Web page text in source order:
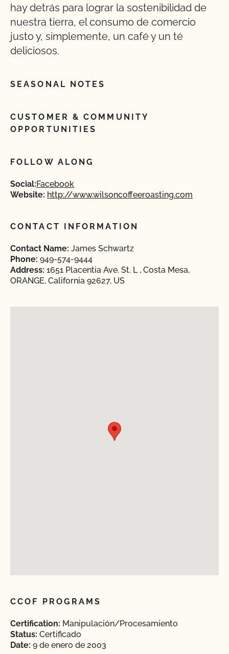
hay detrás para lograr la sostenibilidad de
nuestra tierra, el consumo de comercio
justo y, simplemente, un café y un té
deliciosos.
SEASONAL NOTES
CUSTOMER & COMMUNITY
OPPORTUNITIES
FOLLOW ALONG
Social:Facebook
Website: http://www.wilsoncoffeeroasting.com
CONTACT INFORMATION
Contact Name: James Schwartz
Phone: 949-574-9444
Address: 1651 Placentia Ave. St. L , Costa Mesa,
ORANGE, California 92627, US
CCOF PROGRAMS
Certification: Manipulación/Procesamiento
Status: Certificado
Date: 9 de enero de 2003